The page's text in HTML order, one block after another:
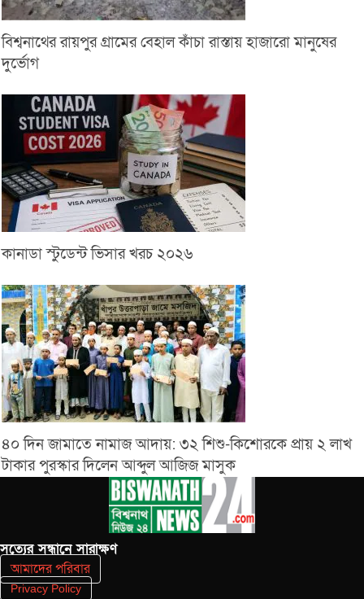
বিশ্বনাথের রায়পুর গ্রামের বেহাল কাঁচা রাস্তায় হাজারো মানুষের
দুর্ভোগ
কানাডা স্টুডেন্ট ভিসার খরচ ২০২৬
৪০ দিন জামাতে নামাজ আদায়: ৩২ শিশু-কিশোরকে প্রায় ২ লাখ
টাকার পুরস্কার দিলেন আব্দুল আজিজ মাসুক
সত‌্যের সন্ধানে সারাক্ষণ
আমাদের পরিবার
Privacy Policy